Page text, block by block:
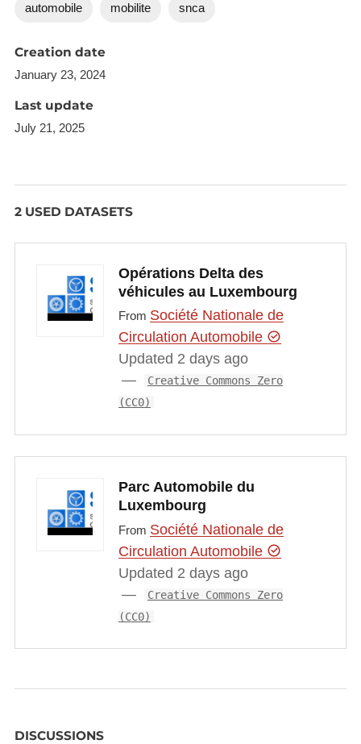
automobile mobilite snca
Creation date
January 23, 2024
Last update
July 21, 2025
2 USED DATASETS
Opérations Delta des
véhicules au Luxembourg
From Société Nationale de
Circulation Automobile
Updated 2 days ago
Creative Commons Zero
(CC0)
Parc Automobile du
Luxembourg
From Société Nationale de
Circulation Automobile
Updated 2 days ago
Creative Commons Zero
(CC0)
DISCUSSIONS